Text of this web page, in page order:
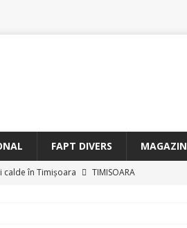
FAPT DIVERS MAGAZIN
în Timișoara
TIMISOARA